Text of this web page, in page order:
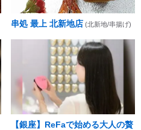
串処 最上 北新地店 (北新地/串揚げ)
【銀座】ReFaで始める大人の贅